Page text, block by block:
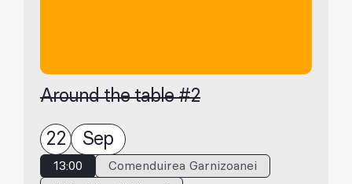
Around the table #2
22 Sep
13:00
Comenduirea Garnizoanei